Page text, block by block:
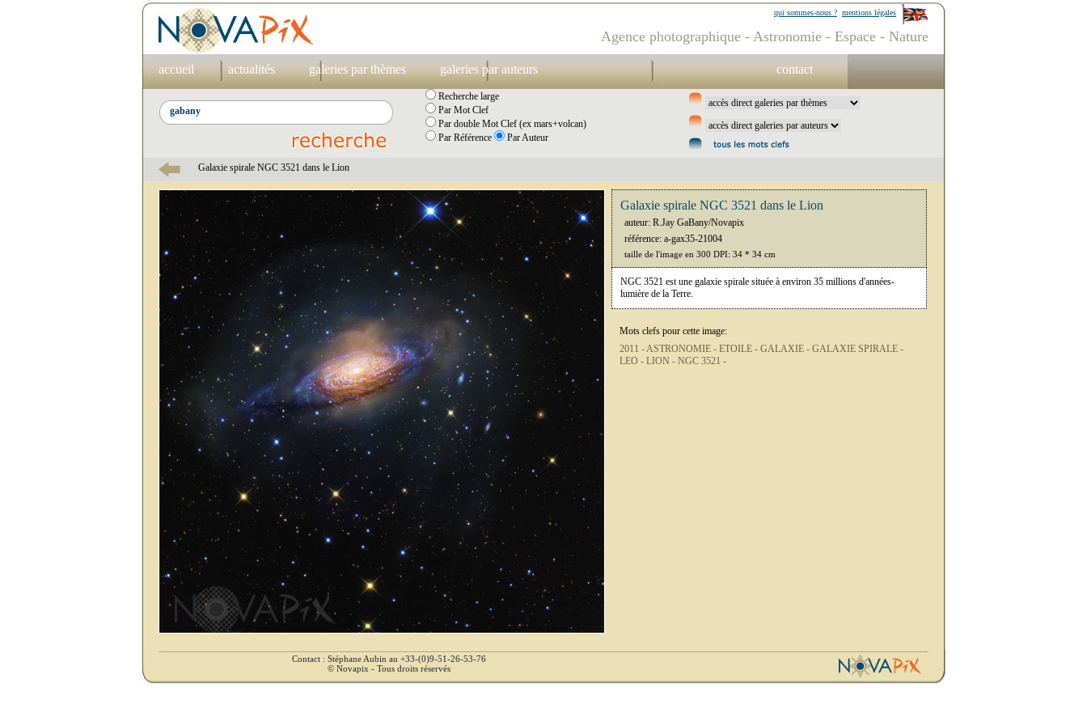
mentions légales
qui sommes-nous ?
Agence photographique - Astronomie - Espace - Nature
accueil actualités galeries par thèmes galeries par auteurs contact
Recherche large
Par Mot Clef
Par double Mot Clef (ex mars+volcan)
Par Référence
Par Auteur
Galaxie spirale NGC 3521 dans le Lion
Galaxie spirale NGC 3521 dans le Lion
auteur: R.Jay GaBany/Novapix
référence: a-gax35-21004
taille de l'image en 300 DPI: 34 * 34 cm
NGC 3521 est une galaxie spirale située à environ 35 millions d'années-
lumière de la Terre.
Mots clefs pour cette image:
2011 -ASTRONOMIE - ETOILE - GALAXIE - GALAXIE SPIRALE -
LEO - LION - NGC 3521 -
Contact : Stéphane Aubin au +33-(0)9-51-26-53-76
© Novapix - Tous droits réservés